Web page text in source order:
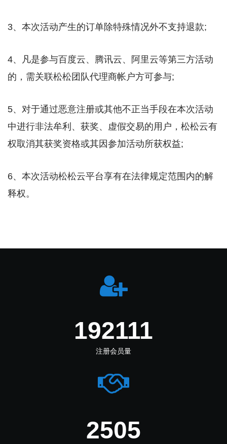
3、本次活动产生的订单除特殊情况外不支持退款;
4、凡是参与百度云、腾讯云、阿里云等第三方活动
的，需关联松松团队代理商帐户方可参与;
5、对于通过恶意注册或其他不正当手段在本次活动
中进行非法牟利、获奖、虚假交易的用户，松松云有
权取消其获奖资格或其因参加活动所获权益;
6、本次活动松松云平台享有在法律规定范围内的解
释权。
233277
注册会员量
3180